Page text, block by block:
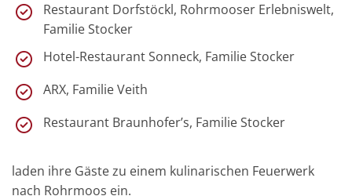
Restaurant Dorfstöckl, Rohrmooser Erlebniswelt,
Familie Stocker
Hotel-Restaurant Sonneck, Familie Stocker
ARX, Familie Veith
Restaurant Braunhofer’s, Familie Stocker
laden ihre Gäste zu einem kulinarischen Feuerwerk
nach Rohrmoos ein.